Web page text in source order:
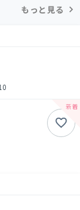
もっと見る